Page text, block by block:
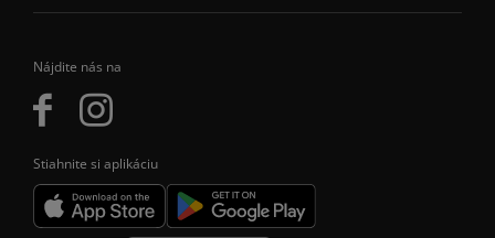
Nájdite nás na
Stiahnite si aplikáciu